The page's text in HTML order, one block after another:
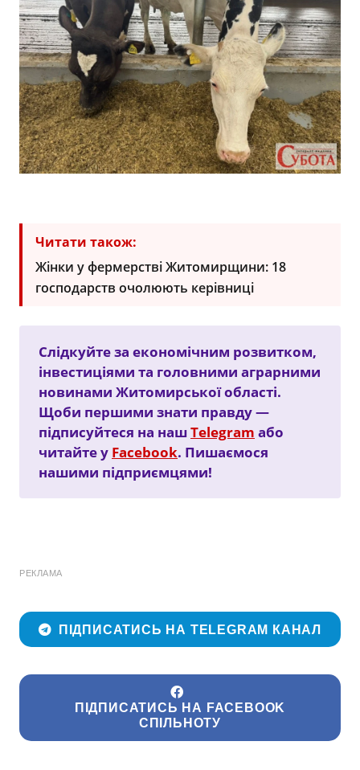
Читати також:
Жінки у фермерстві Житомирщини: 18
господарств очолюють керівниці
Слідкуйте за економічним розвитком,
інвестиціями та головними аграрними
новинами Житомирської області.
Щоби першими знати правду —
підписуйтеся на нашTelegram або
читайте у Facebook. Пишаємося
нашими підприємцями!
РЕКЛАМА
ПІДПИСАТИСЬ НА TELEGRAM КАНАЛ
ПІДПИСАТИСЬ НА FACEBOOK
СПІЛЬНОТУ